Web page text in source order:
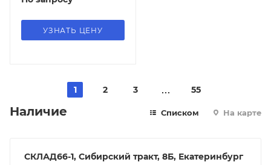
УЗНАТЬ ЦЕНУ
1 2 3 55
Наличие Списком На карте
СКЛАД66-1, Сибирский тракт, 8Б, Екатеринбург